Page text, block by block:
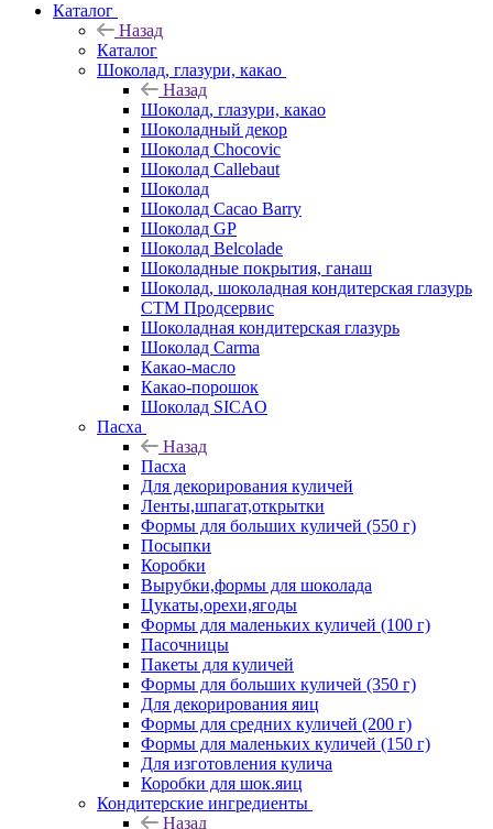
Каталог
Назад
Каталог
Шоколад, глазури, какао
Назад
Шоколад, глазури, какао
Шоколадный декор
Шоколад Chocovic
Шоколад Callebaut
Шоколад
Шоколад Cacao Barry
Шоколад GP
Шоколад Belcolade
Шоколадные покрытия, ганаш
Шоколад, шоколадная кондитерская глазурь
СТМ Продсервис
Шоколадная кондитерская глазурь
Шоколад Carma
Какао-масло
Какао-порошок
Шоколад SICAO
Пасха
Назад
Пасха
Для декорирования куличей
Ленты,шпагат,открытки
Формы для больших куличей (550 г)
Посыпки
Коробки
Вырубки,формы для шоколада
Цукаты,орехи,ягоды
Формы для маленьких куличей (100 г)
Пасочницы
Пакеты для куличей
Формы для больших куличей (350 г)
Для декорирования яиц
Формы для средних куличей (200 г)
Формы для маленьких куличей (150 г)
Для изготовления кулича
Коробки для шок.яиц
Кондитерские ингредиенты
Назад